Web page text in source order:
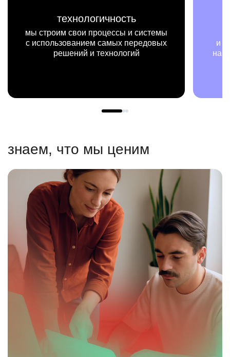
технологичность
строим свои процессы и системы
использованием самых передовых
решений и технологий
и
нашей
знаем, что мы ценим